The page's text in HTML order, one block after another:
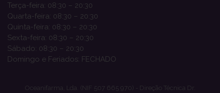
Terça-feira: 08:30 – 20:30
Quarta-feira: 08:30 – 20:30
Quinta-feira: 08:30 – 20:30
Sexta-feira: 08:30 – 20:30
Sábado: 08:30 – 20:30
Domingo e Feriados: FECHADO
Oceanifarma, Lda. (NIF 507 665 970) - Direção Técnica Dr.